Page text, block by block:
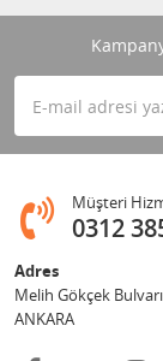
Müşteri
0312
Adres
Melih Gökçek
ANKARA